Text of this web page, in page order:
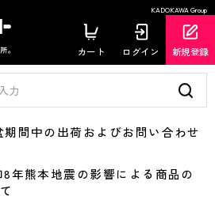
KADOKAWA Group
カート ログイン 新規登録
間中の出荷およびお問い合わせ
熊本地震の影響による商品の